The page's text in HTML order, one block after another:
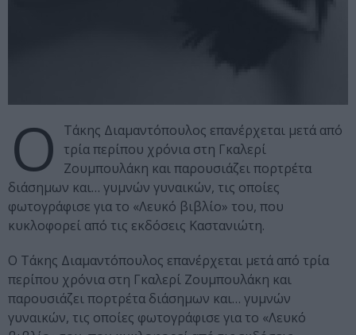
Ο
Τάκης Διαμαντόπουλος επανέρχεται μετά από
τρία περίπου χρόνια στη Γκαλερί
Ζουμπουλάκη και παρουσιάζει πορτρέτα
διάσημων και… γυμνών γυναικών, τις οποίες
φωτογράφισε για το «Λευκό βιβλίο» του, που
κυκλοφορεί από τις εκδόσεις Καστανιώτη.
Ο Τάκης Διαμαντόπουλος επανέρχεται μετά από τρία
περίπου χρόνια στη Γκαλερί Ζουμπουλάκη και
παρουσιάζει πορτρέτα διάσημων και… γυμνών
γυναικών, τις οποίες φωτογράφισε για το «Λευκό